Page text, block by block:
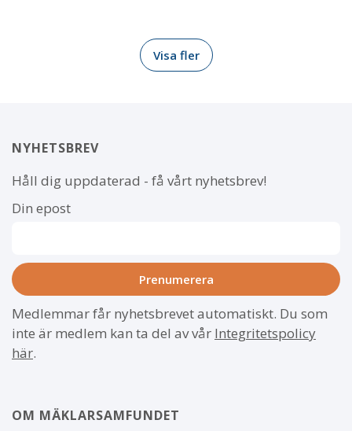
Visa fler
NYHETSBREV
Håll dig uppdaterad - få vårt nyhetsbrev!
Din epost
Medlemmar får nyhetsbrevet automatiskt. Du som
inte är medlem kan ta del av vår Integritetspolicy
här.
OM MÄKLARSAMFUNDET